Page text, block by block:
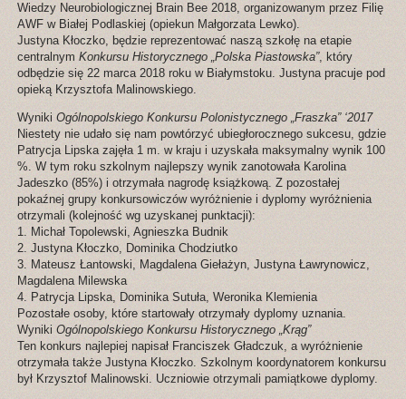
Wiedzy Neurobiologicznej Brain Bee 2018, organizowanym przez Filię
AWF w Białej Podlaskiej (opiekun Małgorzata Lewko).
Justyna Kłoczko, będzie reprezentować naszą szkołę na etapie
centralnym Konkursu Historycznego „Polska Piastowska”, który
odbędzie się 22 marca 2018 roku w Białymstoku. Justyna pracuje pod
opieką Krzysztofa Malinowskiego.
Wyniki Ogólnopolskiego Konkursu Polonistycznego „Fraszka” ‘2017
Niestety nie udało się nam powtórzyć ubiegłorocznego sukcesu, gdzie
Patrycja Lipska zajęła 1 m. w kraju i uzyskała maksymalny wynik 100
%. W tym roku szkolnym najlepszy wynik zanotowała Karolina
Jadeszko (85%) i otrzymała nagrodę książkową. Z pozostałej
pokaźnej grupy konkursowiczów wyróżnienie i dyplomy wyróżnienia
otrzymali (kolejność wg uzyskanej punktacji):
1. Michał Topolewski, Agnieszka Budnik
2. Justyna Kłoczko, Dominika Chodziutko
3. Mateusz Łantowski, Magdalena Giełażyn, Justyna Ławrynowicz,
Magdalena Milewska
4. Patrycja Lipska, Dominika Sutuła, Weronika Klemienia
Pozostałe osoby, które startowały otrzymały dyplomy uznania.
Wyniki Ogólnopolskiego Konkursu Historycznego „Krąg”
Ten konkurs najlepiej napisał Franciszek Gładczuk, a wyróżnienie
otrzymała także Justyna Kłoczko. Szkolnym koordynatorem konkursu
był Krzysztof Malinowski. Uczniowie otrzymali pamiątkowe dyplomy.